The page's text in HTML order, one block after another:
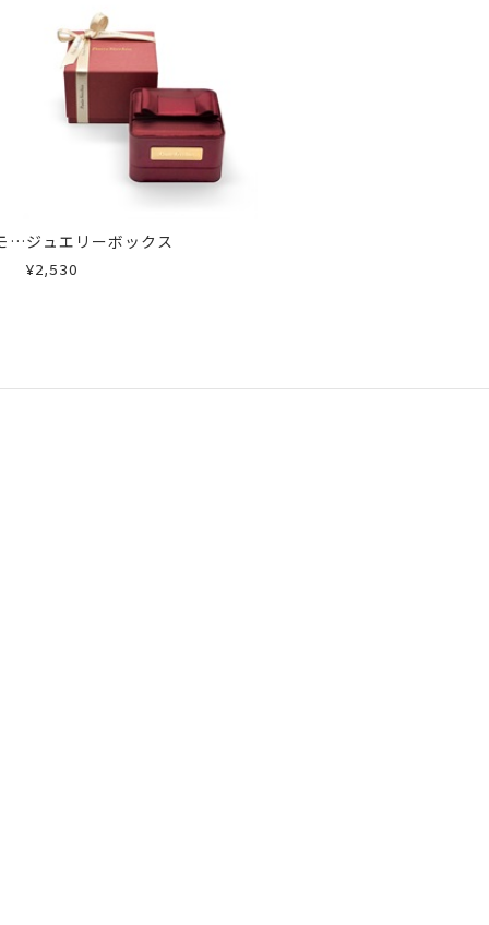
ンジュエリーボックス
¥2,530